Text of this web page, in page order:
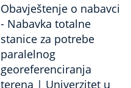
Obavještenje o nabavci
- Nabavka totalne
stanice za potrebe
paralelnog
georeferenciranja
terena | Univerzitet u